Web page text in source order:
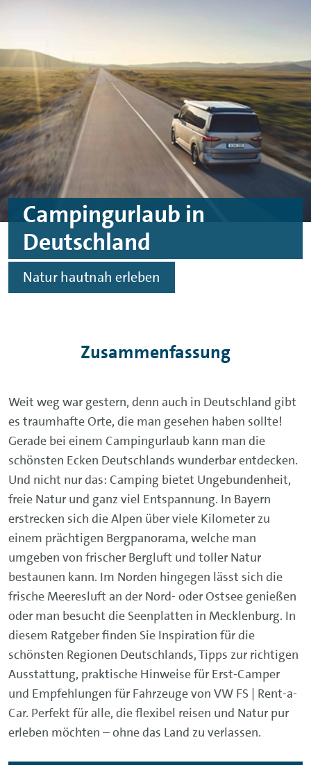
Campingurlaub in
Deutschland
Natur hautnah erleben
Zusammenfassung
Weit weg war gestern, denn auch in Deutschland gibt
es traumhafte Orte, die man gesehen haben sollte!
Gerade bei einem Campingurlaub kann man die
schönsten Ecken Deutschlands wunderbar entdecken.
Und nicht nur das: Camping bietet Ungebundenheit,
freie Natur und ganz viel Entspannung. In Bayern
erstrecken sich die Alpen über viele Kilometer zu
einem prächtigen Bergpanorama, welche man
umgeben von frischer Bergluft und toller Natur
bestaunen kann. Im Norden hingegen lässt sich die
frische Meeresluft an der Nord- oder Ostsee genießen
oder man besucht die Seenplatten in Mecklenburg. In
diesem Ratgeber finden Sie Inspiration für die
schönsten Regionen Deutschlands, Tipps zur richtigen
Ausstattung, praktische Hinweise für Erst-Camper
und Empfehlungen für Fahrzeuge von VW FS | Rent-a-
Car. Perfekt für alle, die flexibel reisen und Natur pur
erleben möchten – ohne das Land zu verlassen.